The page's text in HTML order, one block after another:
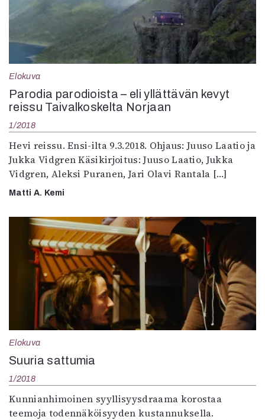
Elokuva
Parodia parodioista – eli yllättävän kevyt
reissu Taivalkoskelta Norjaan
1/2018
Hevi reissu. Ensi-ilta 9.3.2018. Ohjaus: Juuso Laatio ja
Jukka Vidgren Käsikirjoitus: Juuso Laatio, Jukka
Vidgren, Aleksi Puranen, Jari Olavi Rantala […]
Matti A. Kemi
Elokuva
Suuria sattumia
1/2018
Kunnianhimoinen syyllisyysdraama korostaa
teemoja todennäköisyyden kustannuksella.